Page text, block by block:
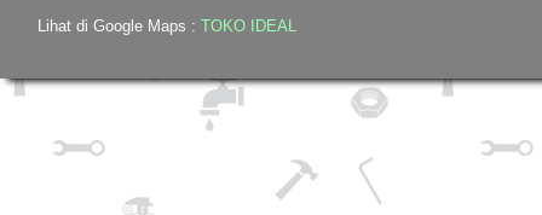
Lihat di Google Maps : TOKO IDEAL